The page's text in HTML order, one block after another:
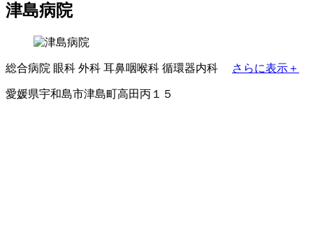
津島病院
総合病院 眼科 外科 耳鼻咽喉科 循環器内科 さらに表示＋
愛媛県宇和島市津島町高田丙１５